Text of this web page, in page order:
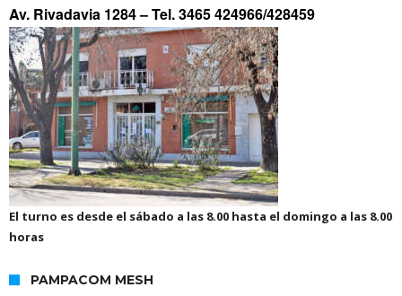
Av. Rivadavia 1284 –Tel. 3465 424966/428459
El turno es desde el sábado a las 8.00 hasta el domingo a las 8.00
horas
PAMPACOM MESH